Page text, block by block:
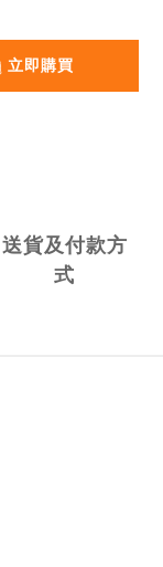
立即購買
送貨及付款方
式